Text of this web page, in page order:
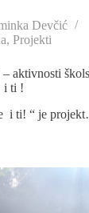
Devčić
, Projekti
aktivnosti
i ti !
i ti! “ je